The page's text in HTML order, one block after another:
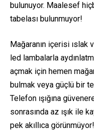
bulunuyor. Maalesef
tabelası bulunmuyor!
Mağaranın içerisi ıslak
led lambalarla
açmak için hemen
bulmak veya güçlü bir
Telefon ışığına
sonrasında az ışık ile
pek akıllıca görünmüyor!